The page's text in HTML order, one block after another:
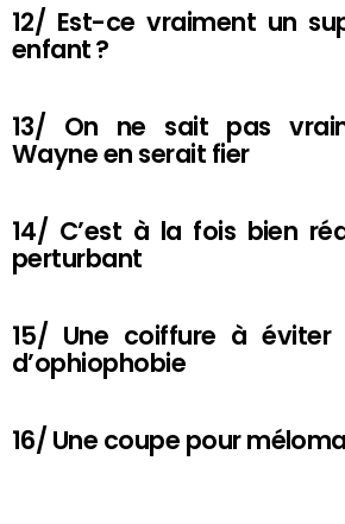
12/ Est-ce vraiment un
enfant ?
13/ On ne sait pas
Wayne en serait fier
14/ C’est à la fois bien
perturbant
15/ Une coiffure à éviter
d’ophiophobie
16/ Une coupe pour